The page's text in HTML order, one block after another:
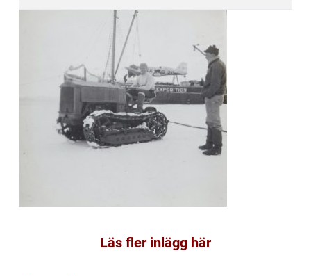
Läs fler inlägg här